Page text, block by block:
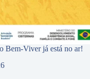
Bem-Viver já está no ar!